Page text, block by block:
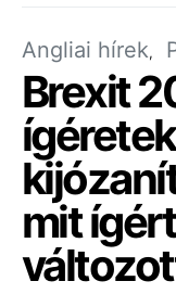
Angliai hírek
Brexit
mit